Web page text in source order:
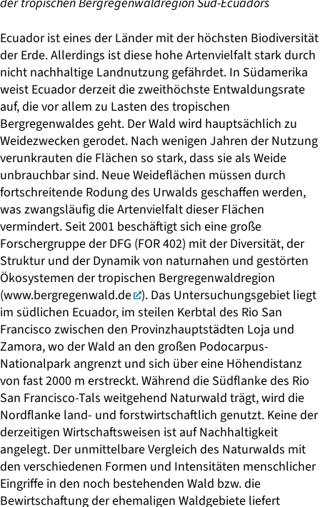
Ecuador ist eines der Länder mit der höchsten Biodiversität
der Erde. Allerdings ist diese hohe Artenvielfalt stark durch
nicht nachhaltige Landnutzung gefährdet. In Südamerika
weist Ecuador derzeit die zweithöchste Entwaldungsrate
auf, die vor allem zu Lasten des tropischen
Bergregenwaldes geht. Der Wald wird hauptsächlich zu
Weidezwecken gerodet. Nach wenigen Jahren der Nutzung
verunkrauten die Flächen so stark, dass sie als Weide
unbrauchbar sind. Neue Weideflächen müssen durch
fortschreitende Rodung des Urwalds geschaffen werden,
was zwangsläufig die Artenvielfalt dieser Flächen
vermindert. Seit 2001 beschäftigt sich eine große
Forschergruppe der DFG (FOR 402) mit der Diversität, der
Struktur und der Dynamik von naturnahen und gestörten
Ökosystemen der tropischen Bergregenwaldregion
(www.bergregenwald.de ). Das Untersuchungsgebiet liegt
im südlichen Ecuador, im steilen Kerbtal des Rio San
Francisco zwischen den Provinzhauptstädten Loja und
Zamora, wo der Wald an den großen Podocarpus-
Nationalpark angrenzt und sich über eine Höhendistanz
von fast 2000 m erstreckt. Während die Südflanke des Rio
San Francisco-Tals weitgehend Naturwald trägt, wird die
Nordflanke land- und forstwirtschaftlich genutzt. Keine der
derzeitigen Wirtschaftsweisen ist auf Nachhaltigkeit
angelegt. Der unmittelbare Vergleich des Naturwalds mit
den verschiedenen Formen und Intensitäten menschlicher
Eingriffe in den noch bestehenden Wald bzw. die
Bewirtschaftung der ehemaligen Waldgebiete liefert